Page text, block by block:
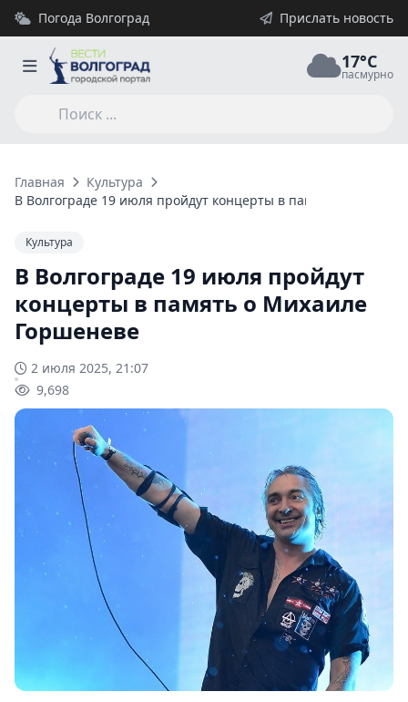
Погода Волгоград Прислать новость
17°C
пасмурно
Главная
Культура
В Волгограде 19 июля пройдут концерты в память о
Культура
В Волгограде 19 июля пройдут
концерты в память о Михаиле
Горшеневе
2 июля 2025, 21:07
9,698